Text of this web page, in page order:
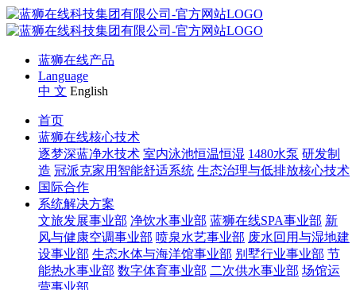
蓝狮在线产品
Language
中 文 English
首页
蓝狮在线核心技术
逐梦深蓝净水技术 室内泳池恒温恒湿 1480水泵 研发制
造 冠派克家用智能舒适系统 生态治理与低排放核心技术
国际合作
系统解决方案
文旅发展事业部 净饮水事业部 蓝狮在线SPA事业部 新
风与健康空调事业部 喷泉水艺事业部 废水回用与湿地建
设事业部 生态水体与海洋馆事业部 别墅行业事业部 节
能热水事业部 数字体育事业部 二次供水事业部 场馆运
营事业部